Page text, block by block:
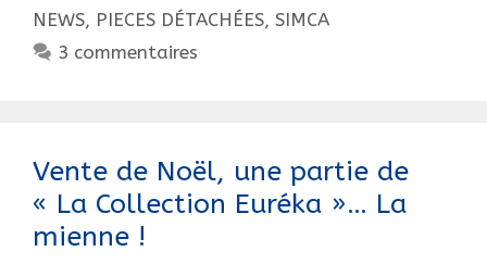
le
6
NEWS, PIECES DÉTACHÉES, SIMCA
3 commentaires
Vente de Noël, une partie de
« La Collection Euréka »… La
mienne !